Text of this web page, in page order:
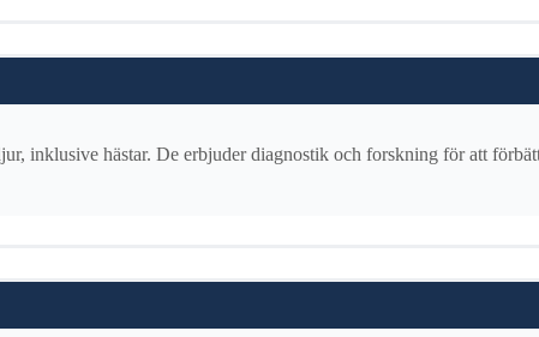
inklusive hästar. De erbjuder diagnostik och forskning för att